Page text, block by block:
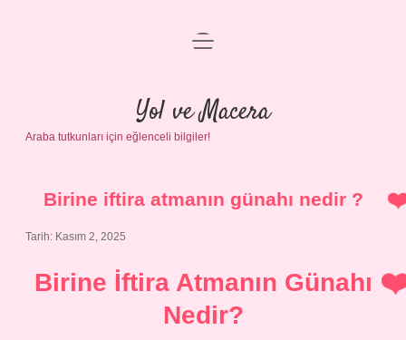
Anasayfa
Gizlilik Politikası
Yasal Uyarı
menüyü
Yol ve Macera
Araba tutkunları için eğlenceli bilgiler!
Birine iftira atmanın günahı nedir ?
Tarih: Kasım 2, 2025
Birine İftira Atmanın Günahı
Nedir?